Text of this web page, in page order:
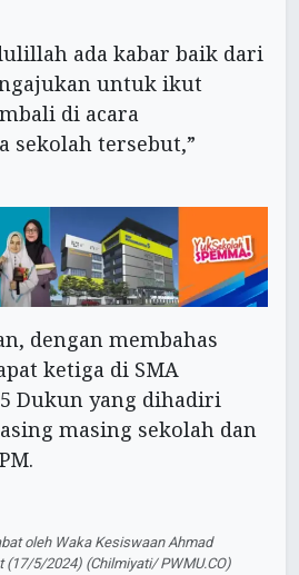
ada kabar baik dari
untuk ikut
di acara
sekolah tersebut,”
dengan membahas
ketiga di SMA
Dukun yang dihadiri
masing sekolah dan
oleh Waka Kesiswaan Ahmad
5/2024) (Chilmiyati/ PWMU.CO)